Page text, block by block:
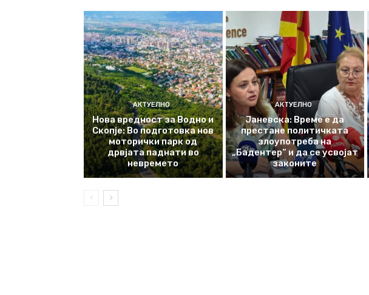
АКТУЕЛНО
Нова вредност за Водно и
Скопје: Во подготовка нов
моторички парк од
дрвјата паднати во
невремето
АКТУЕЛНО
Јаневска: Време е да
престане политичката
злоупотреба на
„Бадентер“ и да се усвојат
законите